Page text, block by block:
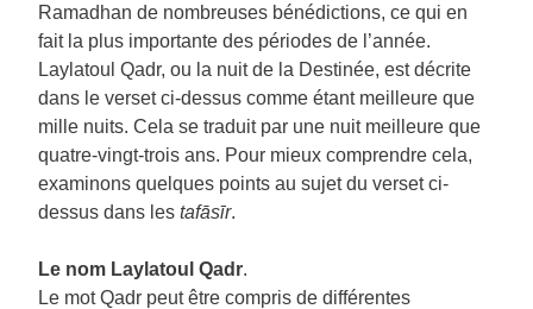
Ramadhan de nombreuses bénédictions, ce qui en
fait la plus importante des périodes de l’année.
Laylatoul Qadr, ou la nuit de la Destinée, est décrite
dans le verset ci-dessus comme étant meilleure que
mille nuits. Cela se traduit par une nuit meilleure que
quatre-vingt-trois ans. Pour mieux comprendre cela,
examinons quelques points au sujet du verset ci-
dessus dans les tafāsīr.
Le nom Laylatoul Qadr.
Le mot Qadr peut être compris de différentes